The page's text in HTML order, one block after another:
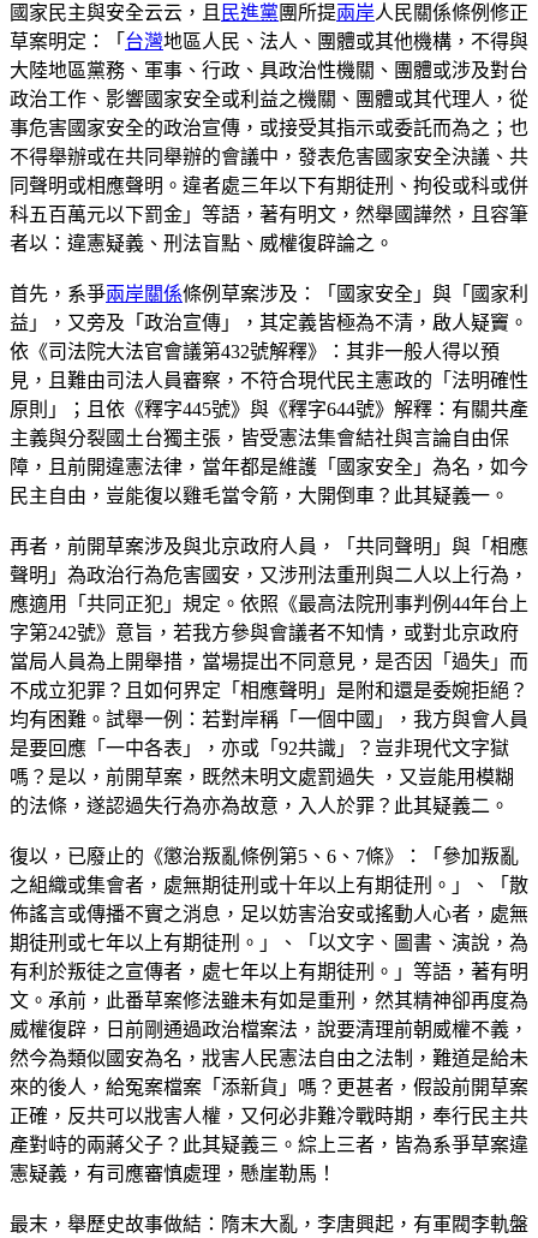
國家民主與安全云云，且 民進黨 團所提兩岸人民關係條例修正
草案明定：「 台灣地區人民、法人、團體或其他機構，不得與
大陸地區黨務、軍事、行政、具政治性機關、團體或涉及對台
政治工作、影響國家安全或利益之機關、團體或其代理人，從
事危害國家安全的政治宣傳，或接受其指示或委託而為之；也
不得舉辦或在共同舉辦的會議中，發表危害國家安全決議、共
同聲明或相應聲明。違者處三年以下有期徒刑、拘役或科或併
科五百萬元以下罰金」等語，著有明文，然舉國譁然，且容筆
者以：違憲疑義、刑法盲點、威權復辟論之。
首先，系爭兩岸關係條例草案涉及：「國家安全」與「國家利
益」，又旁及「政治宣傳」，其定義皆極為不清，啟人疑竇。
依《司法院大法官會議第432號解釋》：其非一般人得以預
見，且難由司法人員審察，不符合現代民主憲政的「法明確性
原則」；且依《釋字445號》與《釋字644號》解釋：有關共產
主義與分裂國土台獨主張，皆受憲法集會結社與言論自由保
障，且前開違憲法律，當年都是維護「國家安全」為名，如今
民主自由，豈能復以雞毛當令箭，大開倒車？此其疑義一。
再者，前開草案涉及與北京政府人員，「共同聲明」與「相應
聲明」為政治行為危害國安，又涉刑法重刑與二人以上行為，
應適用「共同正犯」規定。依照《最高法院刑事判例44年台上
字第242號》意旨，若我方參與會議者不知情，或對北京政府
當局人員為上開舉措，當場提出不同意見，是否因「過失」而
不成立犯罪？且如何界定「相應聲明」是附和還是委婉拒絕？
均有困難。試舉一例：若對岸稱「一個中國」，我方與會人員
是要回應「一中各表」，亦或「92共識」？豈非現代文字獄
嗎？是以，前開草案，既然未明文處罰過失 ，又豈能用模糊
的法條，遂認過失行為亦為故意，入人於罪？此其疑義二。
復以，已廢止的《懲治叛亂條例第5、6、7條》：「參加叛亂
之組織或集會者，處無期徒刑或十年以上有期徒刑。」、「散
佈謠言或傳播不實之消息，足以妨害治安或搖動人心者，處無
期徒刑或七年以上有期徒刑。」、「以文字、圖書、演說，為
有利於叛徒之宣傳者，處七年以上有期徒刑。」等語，著有明
文。承前，此番草案修法雖未有如是重刑，然其精神卻再度為
威權復辟，日前剛通過政治檔案法，說要清理前朝威權不義，
然今為類似國安為名，戕害人民憲法自由之法制，難道是給未
來的後人，給冤案檔案「添新貨」嗎？更甚者，假設前開草案
正確，反共可以戕害人權，又何必非難冷戰時期，奉行民主共
產對峙的兩蔣父子？此其疑義三。綜上三者，皆為系爭草案違
憲疑義，有司應審慎處理，懸崖勒馬！
最末，舉歷史故事做結：隋末大亂，李唐興起，有軍閥李軌盤